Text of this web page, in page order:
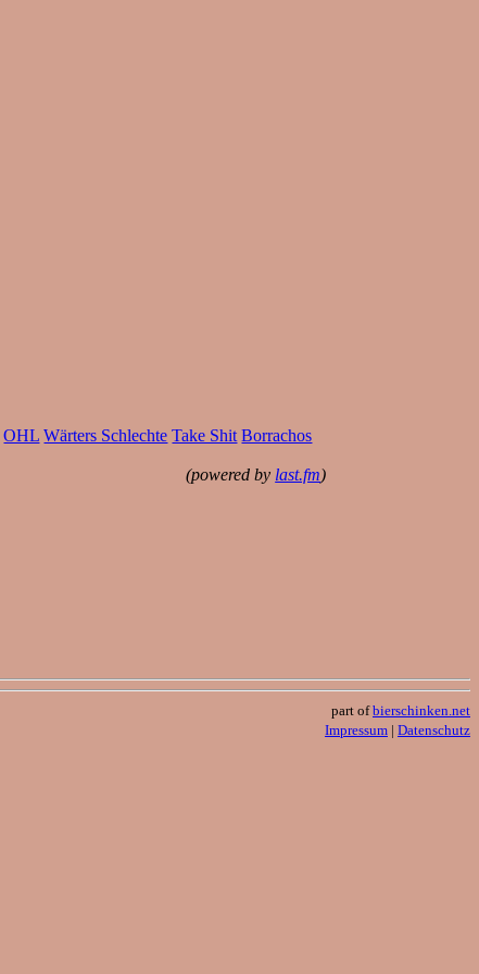
OHL Wärters Schlechte Take Shit Borrachos
(powered by last.fm)
part ofbierschinken.net
Impressum | Datenschutz